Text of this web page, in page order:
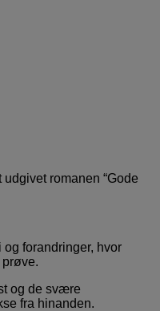
romanen “Gode
forandringer, hvor
og de svære
fra hinanden.